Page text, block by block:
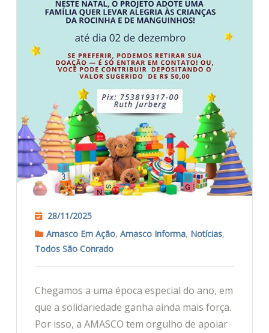
28/11/2025
Amasco Em Ação, Amasco Informa, Notícias,
Todos São Conrado
Chegamos a uma época especial do ano, em
que a solidariedade ganha ainda mais força.
Por isso, a AMASCO tem orgulho de apoiar